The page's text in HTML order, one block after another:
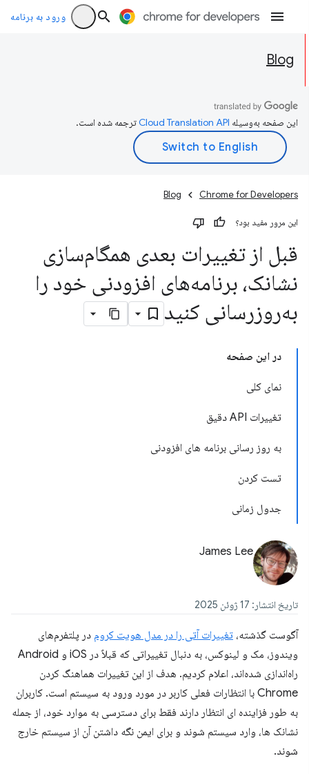
ورود به برنامه
Blog
این صفحه به‌وسیله ترجمه شده است.
Chrome for Developers
Blog
این مرور مفید بود؟
قبل از تغییرات بعدی همگام‌سازی
نشانک، برنامه‌های افزودنی خود را
به‌روزرسانی کنید
در این صفحه
نمای کلی
تغییرات API دقیق
به روز رسانی برنامه های افزودنی
تست کردن
جدول زمانی
James Lee
تاریخ انتشار: 17 ژوئن 2025
آگوست گذشته، تغییرات آتی را در مدل هویت کرومدر پلتفرم‌های
ویندوز، مک و لینوکس، به دنبال تغییراتی که قبلاً در iOS و Android
راه‌اندازی شده‌اند، اعلام کردیم. هدف از این تغییرات هماهنگ کردن
Chrome با انتظارات فعلی کاربر در مورد ورود به سیستم است. کاربران
به طور فزاینده ای انتظار دارند فقط برای دسترسی به موارد خود، از جمله
نشانک ها، وارد سیستم شوند و برای ایمن نگه داشتن آن از سیستم خارج
شوند.